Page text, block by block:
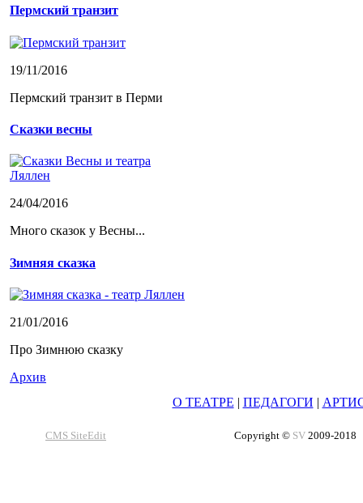
Пермский транзит
19/11/2016
Пермский транзит в Перми
Сказки весны
24/04/2016
Много сказок у Весны...
Зимняя сказка
21/01/2016
Про Зимнюю сказку
Архив
О ТЕАТРЕ | ПЕДАГОГИ |
CMS SiteEdit Copyright © SV2009-2018